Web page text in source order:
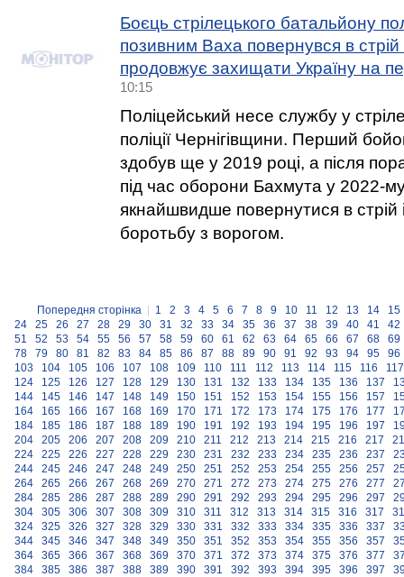
Боєць стрілецького батальйону
позивним Ваха повернувся в стрій
продовжує захищати Україну на
10:15
Поліцейський несе службу у
поліції Чернігівщини. Перший
здобув ще у 2019 році, а після
під час оборони Бахмута у 2022-
якнайшвидше повернутися в стрій
боротьбу з ворогом.
Попередня сторінка 1 2 3 4 5 6 7 8 9 10 11 12 13 14
15
24
25 26 27 28 29 30 31 32 33 34 35 36 37 38 39 40 41
42
51
52 53 54 55 56 57 58 59 60 61 62 63 64 65 66 67 68
69
78
79 80 81 82 83 84 85 86 87 88 89 90 91 92 93 94 95
96
103
104 105 106 107 108 109 110 111 112 113 114 115 116
117
124
125 126 127 128 129 130 131 132 133 134 135 136 137
144
145 146 147 148 149 150 151 152 153 154 155 156 157
164
165 166 167 168 169 170 171 172 173 174 175 176 177
184
185 186 187 188 189 190 191 192 193 194 195 196 197
204
205 206 207 208 209 210 211 212 213 214 215 216 217
224
225 226 227 228 229 230 231 232 233 234 235 236 237
244
245 246 247 248 249 250 251 252 253 254 255 256 257
264
265 266 267 268 269 270 271 272 273 274 275 276 277
284
285 286 287 288 289 290 291 292 293 294 295 296 297
304
305 306 307 308 309 310 311 312 313 314 315 316 317
324
325 326 327 328 329 330 331 332 333 334 335 336 337
344
345 346 347 348 349 350 351 352 353 354 355 356 357
364
365 366 367 368 369 370 371 372 373 374 375 376 377
384
385 386 387 388 389 390 391 392 393 394 395 396 397